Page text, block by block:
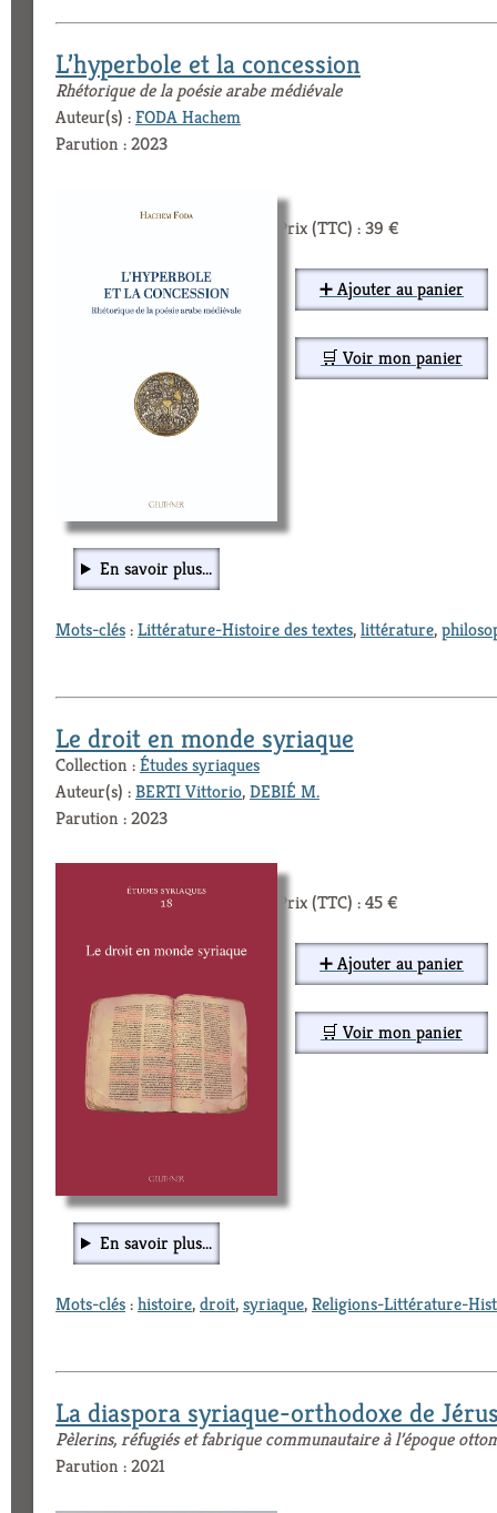
L’hyperbole et la concession
Rhétorique de la poésie arabe médiévale
Auteur(s) :FODA Hachem
Parution : 2023
Prix (TTC) : 39 €
➕ Ajouter au panier
🛒 Voir mon panier
En savoir plus...
Mots-clés:Littérature-Histoire des textes,littérature,
Le droit en monde syriaque
Collection :Études syriaques
Auteur(s) :BERTI Vittorio,DEBIÉ M.
Parution : 2023
Prix (TTC) : 45 €
➕ Ajouter au panier
🛒 Voir mon panier
En savoir plus...
Mots-clés:histoire,droit,syriaque,Religions-Littérature-
La diaspora syriaque-orthodoxe de
Pèlerins, réfugiés et fabrique communautaire à l’époque
Parution : 2021